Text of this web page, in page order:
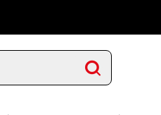
Hledat